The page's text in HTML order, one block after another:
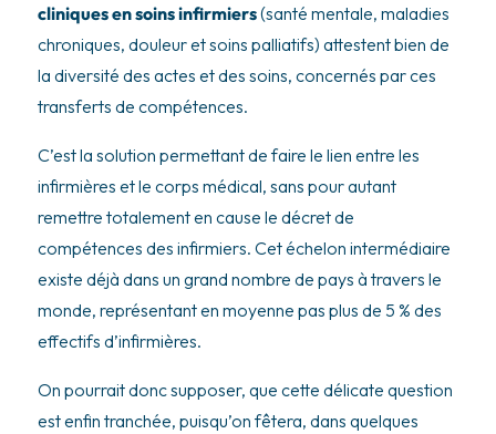
cliniques en soins infirmiers(santé mentale, maladies
chroniques, douleur et soins palliatifs) attestent bien de
la diversité des actes et des soins, concernés par ces
transferts de compétences.
C’est la solution permettant de faire le lien entre les
infirmières et le corps médical, sans pour autant
remettre totalement en cause le décret de
compétences des infirmiers. Cet échelon intermédiaire
existe déjà dans un grand nombre de pays à travers le
monde, représentant en moyenne pas plus de 5 % des
effectifs d’infirmières.
On pourrait donc supposer, que cette délicate question
est enfin tranchée, puisqu’on fêtera, dans quelques